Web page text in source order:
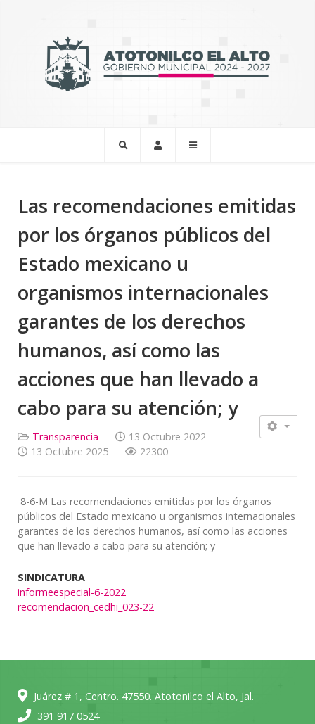
Las recomendaciones emitidas
por los órganos públicos del
Estado mexicano u
organismos internacionales
garantes de los derechos
humanos, así como las
acciones que han llevado a
cabo para su atención; y
Transparencia
13 Octubre 2022
13 Octubre 2025
22300
8-6-M Las recomendaciones emitidas por los órganos
públicos del Estado mexicano u organismos internacionales
garantes de los derechos humanos, así como las acciones
que han llevado a cabo para su atención; y
SINDICATURA
informeespecial-6-2022
recomendacion_cedhi_023-22
Juárez # 1, Centro. 47550. Atotonilco el Alto, Jal.
391 917 0524